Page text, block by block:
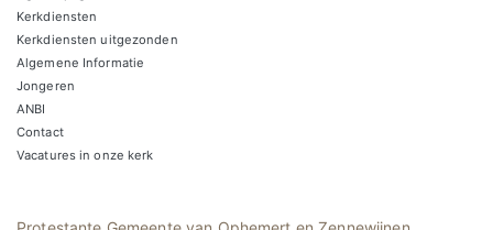
Kerkdiensten
Kerkdiensten uitgezonden
Algemene Informatie
Jongeren
ANBI
Contact
Vacatures in onze kerk